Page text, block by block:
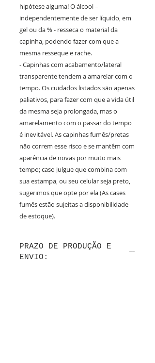
hipótese alguma! O álcool –
independentemente de ser líquido, em
gel ou da % - resseca o material da
capinha, podendo fazer com que a
mesma resseque e rache.
- Capinhas com acabamento/lateral
transparente tendem a amarelar com o
tempo. Os cuidados listados são apenas
paliativos, para fazer com que a vida útil
da mesma seja prolongada, mas o
amarelamento com o passar do tempo
é inevitável. As capinhas fumês/pretas
não correm esse risco e se mantêm com
aparência de novas por muito mais
tempo; caso julgue que combina com
sua estampa, ou seu celular seja preto,
sugerimos que opte por ela (As cases
fumês estão sujeitas a disponibilidade
de estoque).
PRAZO DE PRODUÇÃO E
ENVIO: